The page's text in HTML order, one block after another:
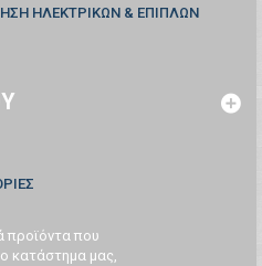
ΗΛΕΚΤΡΙΚΩΝ & ΕΠΙΠΛΩΝ
προϊόντα που
κατάστημα μας,